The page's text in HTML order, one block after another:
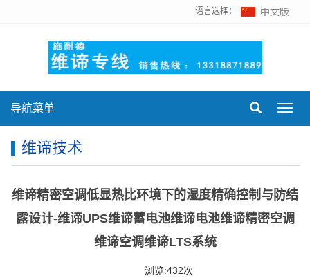
语言选择：
导航菜单
维谛技术
维谛精密空调低显热比环境下的湿度精确控制与防结
露设计-维谛UPS维谛蓄电池维谛电池维谛精密空调
维谛空调维谛LTS系统
浏览:432次